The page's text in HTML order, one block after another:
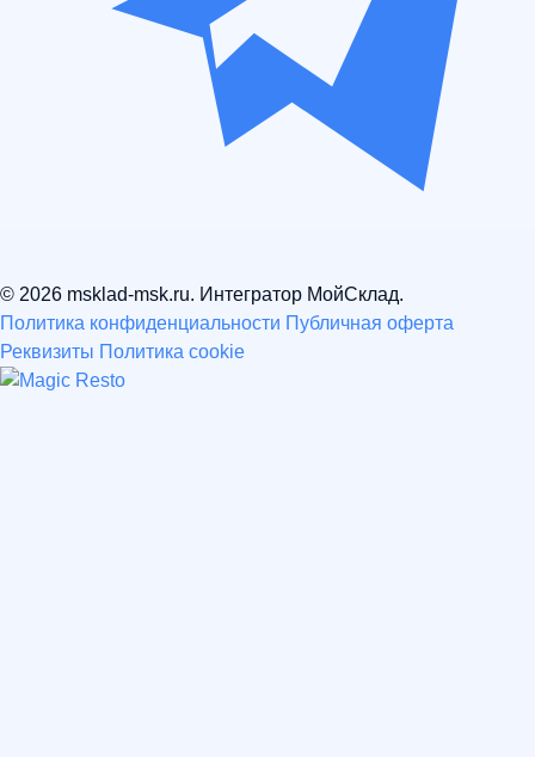
© 2026 msklad-msk.ru. Интегратор МойСклад.
Политика конфиденциальности Публичная оферта
Реквизиты Политика cookie